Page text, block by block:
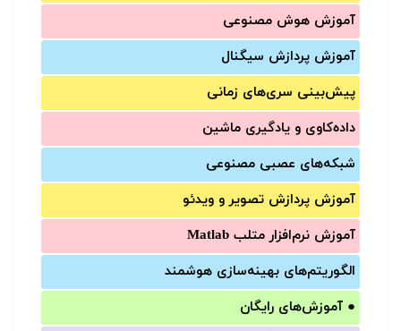
آموزش‌ هوش مصنوعی
آموزش‌ پردازش سیگنال
پیش‌‌بینی سری‌‌های زمانی
داده‌کاوی و یادگیری ماشین
شبکه‌های عصبی مصنوعی
آموزش‌ پردازش تصویر و ویدئو
آموزش‌ نرم‌افزار متلب Matlab
الگوریتم‌های بهینه‌سازی هوشمند
● آموزش‌های رایگان